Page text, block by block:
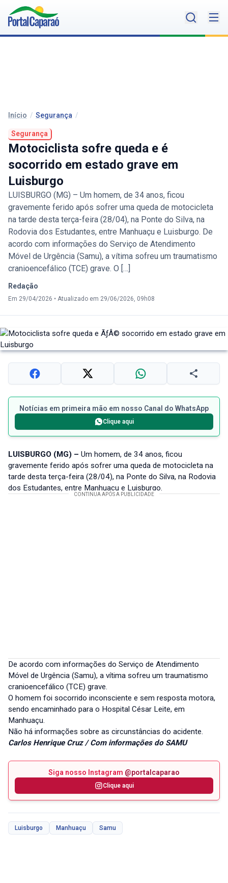
Início / Segurança /
Segurança
Motociclista sofre queda e é
socorrido em estado grave em
Luisburgo
LUISBURGO (MG) – Um homem, de 34 anos, ficou
gravemente ferido após sofrer uma queda de motocicleta
na tarde desta terça-feira (28/04), na Ponte do Silva, na
Rodovia dos Estudantes, entre Manhuaçu e Luisburgo. De
acordo com informações do Serviço de Atendimento
Móvel de Urgência (Samu), a vítima sofreu um traumatismo
cranioencefálico (TCE) grave. O […]
Redação
Em 29/04/2026 • Atualizado em 29/06/2026, 09h08
Notícias em primeira mão em nosso Canal do WhatsApp
Clique aqui
LUISBURGO (MG) – Um homem, de 34 anos, ficou
gravemente ferido após sofrer uma queda de motocicleta na
tarde desta terça-feira (28/04), na Ponte do Silva, na Rodovia
dos Estudantes, entre Manhuaçu e Luisburgo.
De acordo com informações do Serviço de Atendimento
Móvel de Urgência (Samu), a vítima sofreu um traumatismo
cranioencefálico (TCE) grave.
O homem foi socorrido inconsciente e sem resposta motora,
sendo encaminhado para o Hospital César Leite, em
Manhuaçu.
Não há informações sobre as circunstâncias do acidente.
Carlos Henrique Cruz / Com informações do SAMU
Siga nosso Instagram @portalcaparao
Clique aqui
Luisburgo Manhuaçu Samu